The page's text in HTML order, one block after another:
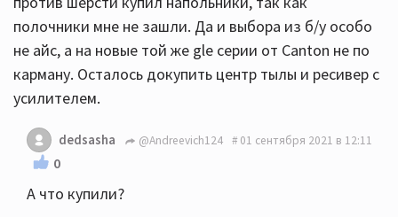
полочники мне не зашли. Да и выбора из б/у особо
не айс, а на новые той же gle серии от Canton не по
карману. Осталось докупить центр тылы и ресивер с
усилителем.
dedsasha @Andreevich124 01 сентября 2021 в 12:11
0
А что купили?